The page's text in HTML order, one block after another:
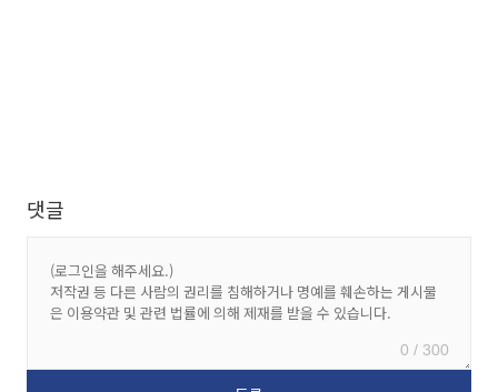
댓글
0 / 300